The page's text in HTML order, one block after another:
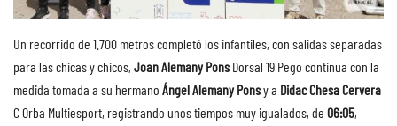
Un recorrido de 1.700 metros completó los infantiles, con salidas separadas
para las chicas y chicos, Joan Alemany PonsDorsal 19 Pego continua con la
medida tomada a su hermano Ángel Alemany Ponsy a Didac Chesa Cervera
C Orba Multiesport, registrando unos tiempos muy igualados, de 06:05,